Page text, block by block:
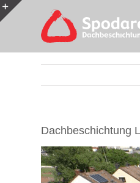
Skip
to
Dachbeschichtung
Bar